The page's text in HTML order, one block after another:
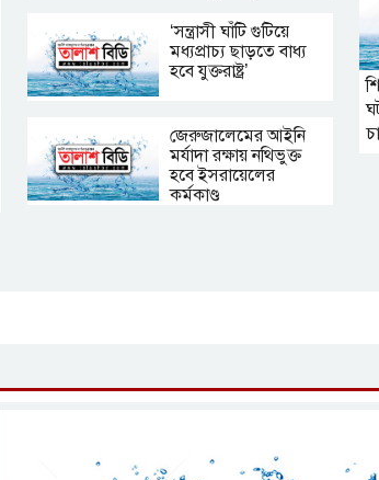
‘সন্ত্রাসী ঘাঁটি গুটিয়ে
মধ্যপ্রাচ্য ছাড়তে বাধ্য
হবে যুক্তরাষ্ট্র’
জেরুজালেমের আইনি
মর্যাদা রক্ষায় নথিভুক্ত
হবে ইসরায়েলের
কর্মকাণ্ড